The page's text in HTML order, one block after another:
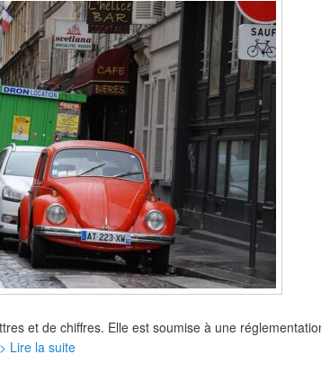
et de chiffres. Elle est soumise à une
Lire la suite